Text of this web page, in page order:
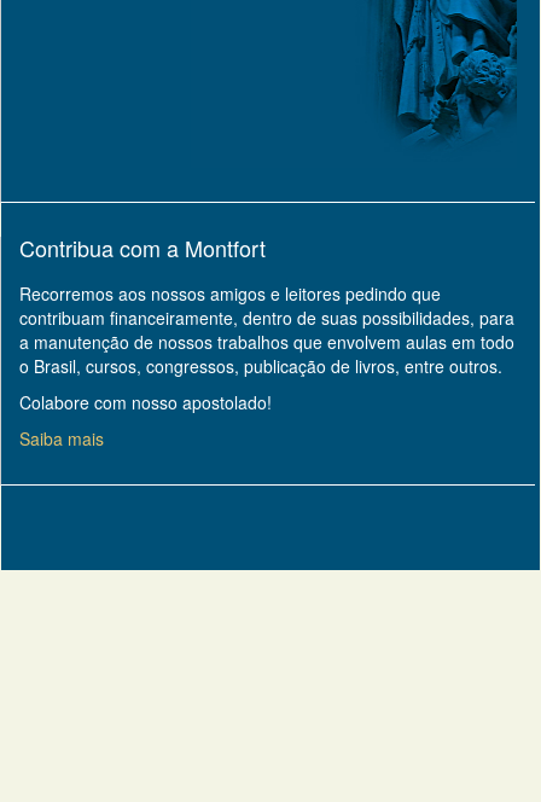
Contribua com a Montfort
Recorremos aos nossos amigos e leitores pedindo que
contribuam financeiramente, dentro de suas possibilidades, para
a manutenção de nossos trabalhos que envolvem aulas em todo
o Brasil, cursos, congressos, publicação de livros, entre outros.
Colabore com nosso apostolado!
Saiba mais